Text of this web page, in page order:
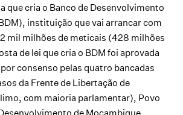
que cria o Banco de Desenvolvimento
instituição que vai arrancar com
mil milhões de meticais (428 milhões
de lei que cria o BDM foi aprovada
consenso pelas quatro bancadas
da Frente de Libertação de
com maioria parlamentar), Povo